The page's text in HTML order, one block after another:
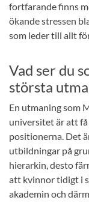
fortfarande finns
ökande stressen
som leder till allt
Vad ser du
största
En utmaning som
universitet är att
positionerna. Det
utbildningar på
hierarkin, desto
att kvinnor tidigt i
akademin och